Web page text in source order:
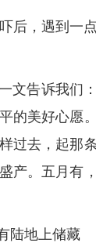
后，遇到一点
文告诉我们：
的美好心愿。
过去，起那
产。五月有，
陆地上储藏